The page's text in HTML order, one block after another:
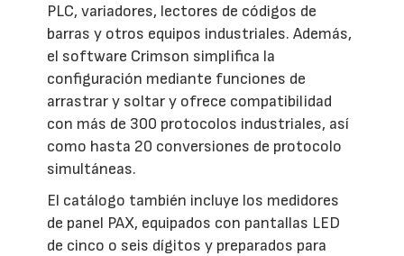
PLC, variadores, lectores de códigos de
barras y otros equipos industriales. Además,
el software Crimson simplifica la
configuración mediante funciones de
arrastrar y soltar y ofrece compatibilidad
con más de 300 protocolos industriales, así
como hasta 20 conversiones de protocolo
simultáneas.
El catálogo también incluye los medidores
de panel PAX, equipados con pantallas LED
de cinco o seis dígitos y preparados para